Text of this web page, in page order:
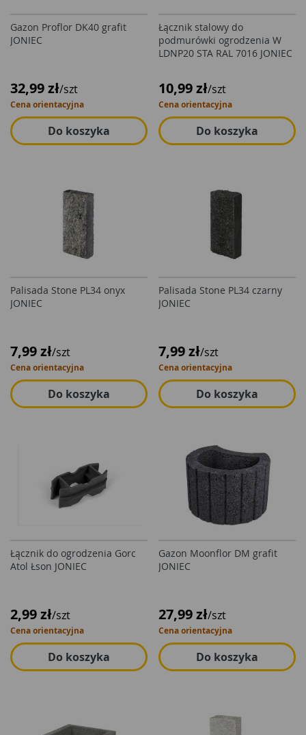
Gazon Proflor DK40 grafit
JONIEC
32,99 zł/szt
Cena orientacyjna
Do koszyka
Łącznik stalowy do
podmurówki ogrodzenia W
LDNP20 STA RAL 7016 JONIEC
10,99 zł/szt
Cena orientacyjna
Do koszyka
Palisada Stone PL34 onyx
JONIEC
7,99 zł/szt
Cena orientacyjna
Do koszyka
Palisada Stone PL34 czarny
JONIEC
7,99 zł/szt
Cena orientacyjna
Do koszyka
Łącznik do ogrodzenia Gorc
Atol Łson JONIEC
2,99 zł/szt
Cena orientacyjna
Do koszyka
Gazon Moonflor DM grafit
JONIEC
27,99 zł/szt
Cena orientacyjna
Do koszyka